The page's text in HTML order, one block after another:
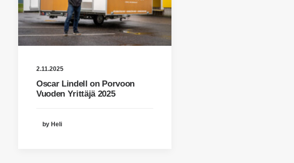
2.11.2025
Oscar Lindell on Porvoon
Vuoden Yrittäjä 2025
by Heli